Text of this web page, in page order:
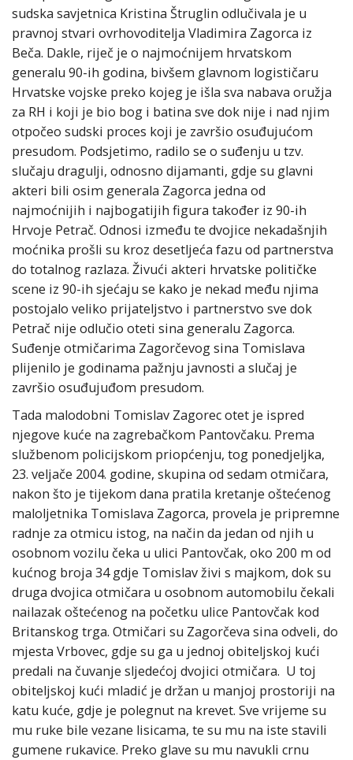
sudska savjetnica Kristina Štruglin odlučivala je u
pravnoj stvari ovrhovoditelja Vladimira Zagorca iz
Beča. Dakle, riječ je o najmoćnijem hrvatskom
generalu 90-ih godina, bivšem glavnom logističaru
Hrvatske vojske preko kojeg je išla sva nabava oružja
za RH i koji je bio bog i batina sve dok nije i nad njim
otpočeo sudski proces koji je završio osuđujućom
presudom. Podsjetimo, radilo se o suđenju u tzv.
slučaju dragulji, odnosno dijamanti, gdje su glavni
akteri bili osim generala Zagorca jedna od
najmoćnijih i najbogatijih figura također iz 90-ih
Hrvoje Petrač. Odnosi između te dvojice nekadašnjih
moćnika prošli su kroz desetljeća fazu od partnerstva
do totalnog razlaza. Živući akteri hrvatske političke
scene iz 90-ih sjećaju se kako je nekad među njima
postojalo veliko prijateljstvo i partnerstvo sve dok
Petrač nije odlučio oteti sina generalu Zagorca.
Suđenje otmičarima Zagorčevog sina Tomislava
plijenilo je godinama pažnju javnosti a slučaj je
završio osuđujuđom presudom.
Tada malodobni Tomislav Zagorec otet je ispred
njegove kuće na zagrebačkom Pantovčaku. Prema
službenom policijskom priopćenju, tog ponedjeljka,
23. veljače 2004. godine, skupina od sedam otmičara,
nakon što je tijekom dana pratila kretanje oštećenog
maloljetnika Tomislava Zagorca, provela je pripremne
radnje za otmicu istog, na način da jedan od njih u
osobnom vozilu čeka u ulici Pantovčak, oko 200 m od
kućnog broja 34 gdje Tomislav živi s majkom, dok su
druga dvojica otmičara u osobnom automobilu čekali
nailazak oštećenog na početku ulice Pantovčak kod
Britanskog trga. Otmičari su Zagorčeva sina odveli, do
mjesta Vrbovec, gdje su ga u jednoj obiteljskoj kući
predali na čuvanje sljedećoj dvojici otmičara. U toj
obiteljskoj kući mladić je držan u manjoj prostoriji na
katu kuće, gdje je polegnut na krevet. Sve vrijeme su
mu ruke bile vezane lisicama, te su mu na iste stavili
gumene rukavice. Preko glave su mu navukli crnu